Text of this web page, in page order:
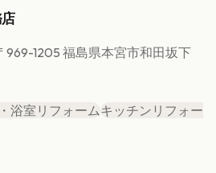
969-1205 福島県本宮市和田坂下
浴室リフォームキッチンリフォー